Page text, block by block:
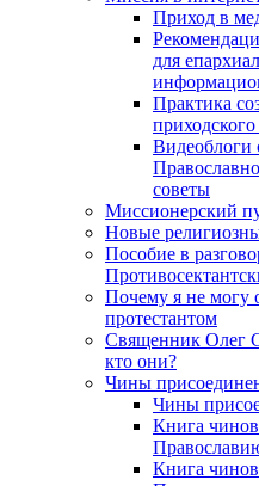
Приход в
для
Практика
приходского
Видеоблоги
советы
Миссионерский
Новые
Пособие в
Почему я не могу
протестантом
Священник Олег
кто они?
Чины
Чины
Книга
Книга